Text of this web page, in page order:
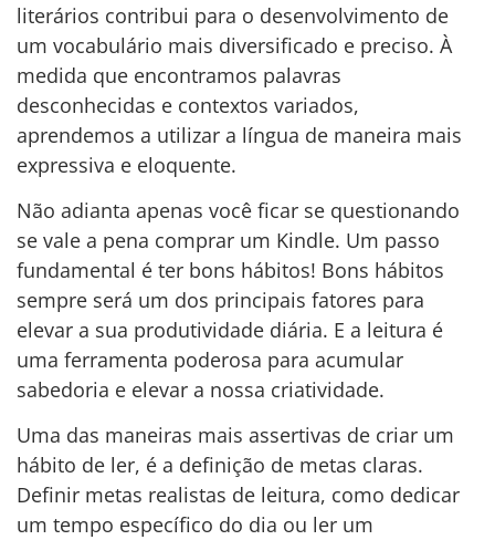
literários contribui para o desenvolvimento de
um vocabulário mais diversificado e preciso. À
medida que encontramos palavras
desconhecidas e contextos variados,
aprendemos a utilizar a língua de maneira mais
expressiva e eloquente.
Não adianta apenas você ficar se questionando
se vale a pena comprar um Kindle. Um passo
fundamental é ter bons hábitos! Bons hábitos
sempre será um dos principais fatores para
elevar a sua produtividade diária. E a leitura é
uma ferramenta poderosa para acumular
sabedoria e elevar a nossa criatividade.
Uma das maneiras mais assertivas de criar um
hábito de ler, é a definição de metas claras.
Definir metas realistas de leitura, como dedicar
um tempo específico do dia ou ler um